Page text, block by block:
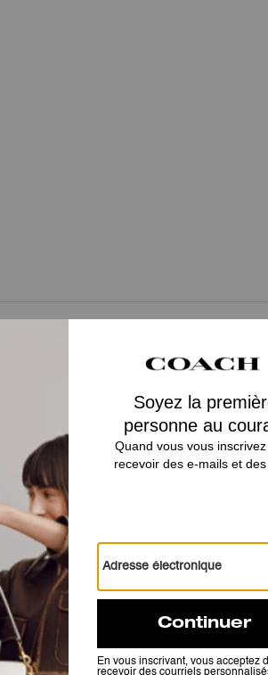
Aimerez Aussi
Soho Sneaker